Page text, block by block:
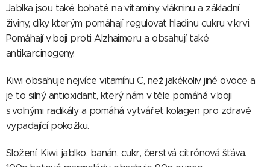
Jablka jsou také bohaté na vitamíny, vlákninu a základní
živiny, díky kterým pomáhají regulovat hladinu cukru v krvi.
Pomáhají v boji proti Alzhaimeru a obsahují také
antikarcinogeny.
Kiwi obsahuje nejvíce vitamínu C, než jakékoliv jiné ovoce a
je to silný antioxidant, který nám v těle pomáhá v boji
s volnými radikály a pomáhá vytvářet kolagen pro zdravě
vypadající pokožku.
Složení: Kiwi, jablko, banán, cukr, čerstvá citrónová šťáva.